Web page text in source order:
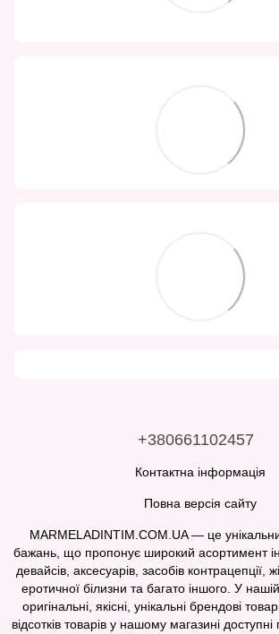
+380661102457
Контактна інформація
Повна версія сайту
MARMELADINTIM.COM.UA — це
бажань, що пропонує широкий асортимент
девайсів, аксесуарів, засобів контрацепції,
еротичної білизни та багато іншого. У
оригінальні, якісні, унікальні брендові
відсотків товарів у нашому магазині